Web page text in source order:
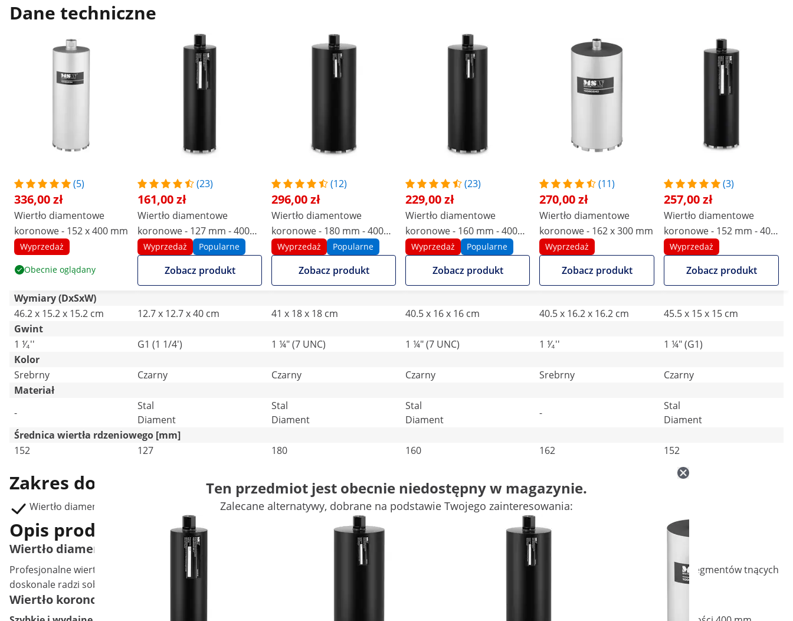
Dane techniczne
(5)
336,00 zł
Wiertło diamentowe
koronowe - 152 x 400 mm
Wyprzedaż
Obecnie oglądany
(23)
161,00 zł
Wiertło diamentowe
koronowe - 127 mm - 400
mm
Wyprzedaż Popularne
Zobacz produkt
(12)
296,00 zł
Wiertło diamentowe
koronowe - 180 mm - 400
mm
Wyprzedaż Popularne
Zobacz produkt
(23)
229,00 zł
Wiertło diamentowe
koronowe - 160 mm - 400
mm
Wyprzedaż Popularne
Zobacz produkt
(11)
270,00 zł
Wiertło diamentowe
koronowe - 162 x 300 mm
Wyprzedaż
Zobacz produkt
(3)
257,00 zł
Wiertło diamentowe
koronowe - 152 mm - 400
mm
Wyprzedaż
Zobacz produkt
Wymiary (DxSxW)
46.2 x 15.2 x 15.2 cm
12.7 x 12.7 x 40 cm 41 x 18 x 18 cm 40.5 x 16 x 16 cm 40.5 x 16.2 x 16.2 cm
45.5 x 15 x 15 cm
Gwint
1 ⅟₄''
G1 (1 1/4') 1 ¼" (7 UNC) 1 ¼" (7 UNC) 1 ⅟₄''
1 ¼" (G1)
Kolor
Srebrny
Czarny Czarny Czarny Srebrny
Czarny
Materiał
-
Stal
Diament
Stal
Diament
Stal
Diament
-
Stal
Diament
Średnica wiertła rdzeniowego [mm]
152
127 180 160 162
152
Zakres dostawy
Wiertło diamentowe koronowe (śr. 152 mm, długość 400 mm)
Ten przedmiot jest obecnie niedostępny w magazynie.
Zalecane alternatywy, dobrane na podstawie Twojego zainteresowania:
Opis produktu
Wiertło diamentowe - 152 mm
Profesjonalnewiertło diamentowe koronowe
MSW o średnicy 152 mm służy do wiercenia w szczególnie twardych materiałach. Za sprawą wysokiej jakości segmentów tnących
doskonale radzi sobie w betonie, betonie zbrojonym, kamieniu, granicie, a także w cegłach czy klinkierze.
Wiertło koronowe MSW-DCD-400/152 – opis